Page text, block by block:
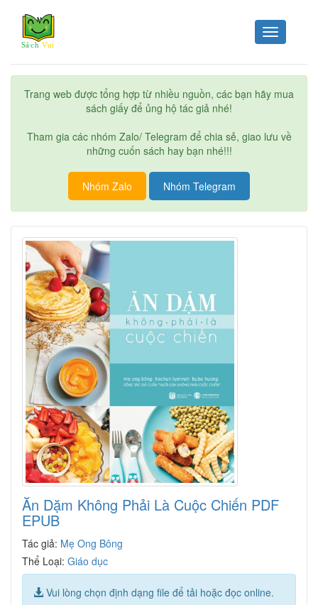
Toggle
navigation
Trang web được tổng hợp từ nhiều nguồn, các bạn hãy mua
sách giấy để ủng hộ tác giả nhé!
Tham gia các nhóm Zalo/ Telegram để chia sẻ, giao lưu về
những cuốn sách hay bạn nhé!!!
Nhóm Zalo Nhóm Telegram
Ăn Dặm Không Phải Là Cuộc Chiến PDF
EPUB
Tác giả: Mẹ Ong Bông
Thể Loại: Giáo dục
Vui lòng chọn định dạng file để tải hoặc đọc online.